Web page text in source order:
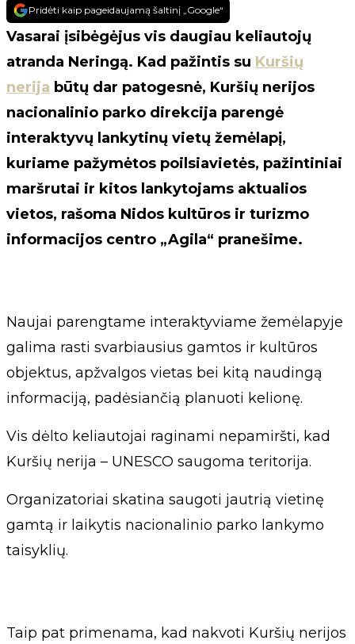
Pridėti kaip pageidaujamą šaltinį „Google“
Vasarai įsibėgėjus vis daugiau keliautojų
atranda Neringą. Kad pažintis su Kuršių
nerija būtų dar patogesnė, Kuršių nerijos
nacionalinio parko direkcija parengė
interaktyvų lankytinų vietų žemėlapį,
kuriame pažymėtos poilsiavietės, pažintiniai
maršrutai ir kitos lankytojams aktualios
vietos, rašoma Nidos kultūros ir turizmo
informacijos centro „Agila“ pranešime.
Naujai parengtame interaktyviame žemėlapyje
galima rasti svarbiausius gamtos ir kultūros
objektus, apžvalgos vietas bei kitą naudingą
informaciją, padėsiančią planuoti kelionę.
Vis dėlto keliautojai raginami nepamiršti, kad
Kuršių nerija – UNESCO saugoma teritorija.
Organizatoriai skatina saugoti jautrią vietinę
gamtą ir laikytis nacionalinio parko lankymo
taisyklių.
Taip pat primenama, kad nakvoti Kuršių nerijos